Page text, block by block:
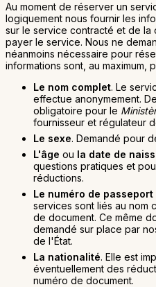
Au moment de réserver un
logiquement nous fournir les
sur le service contracté et de la
payer le service. Nous ne
néanmoins nécessaire pour
informations sont, au maximum,
Le nom complet. Le
effectue anonymement.
obligatoire pour le
fournisseur et régulateur
Le sexe. Demandé pour
L'âge ou la date de
questions pratiques et
réductions.
Le numéro de
services sont liés au nom
de document. Ce même
demandé sur place par
de l'État.
La nationalité. Elle est
éventuellement des
numéro de document.